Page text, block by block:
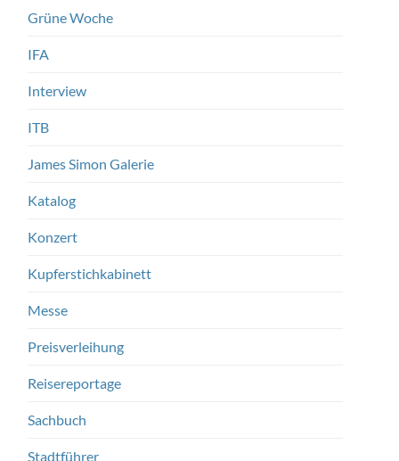
Grüne Woche
IFA
Interview
ITB
James Simon Galerie
Katalog
Konzert
Kupferstichkabinett
Messe
Preisverleihung
Reisereportage
Sachbuch
Stadtführer